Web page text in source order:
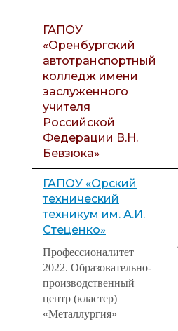
ГАПОУ
«Оренбургский
автотранспортный
колледж имени
заслуженного
учителя
Российской
Федерации В.Н.
Бевзюка»
ГАПОУ «Орский
технический
техникум им. А.И.
Стеценко»
Профессионалитет
2022. Образовательно-
производственный
центр (кластер)
«Металлургия»